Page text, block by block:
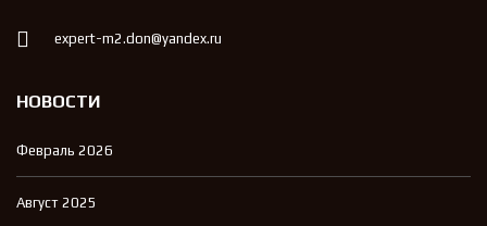
expert-m2.don@yandex.ru
НОВОСТИ
Февраль 2026
Август 2025